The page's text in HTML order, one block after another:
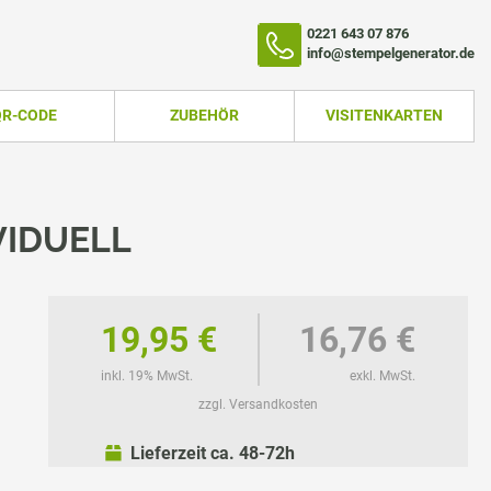
0221 643 07 876
info@stempelgenerator.de
CODE ZUBEHÖR VISITENKARTEN
19,95 €
inkl. 19% MwSt.
16,76 €
exkl. MwSt.
zzgl. Versandkosten
Lieferzeit ca. 48-72h